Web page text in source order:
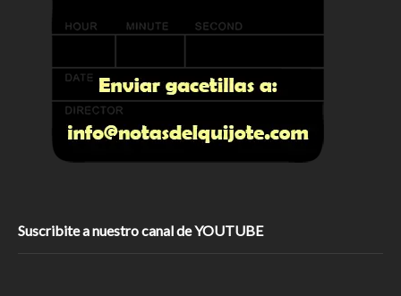
Suscribite a nuestro canal de YOUTUBE